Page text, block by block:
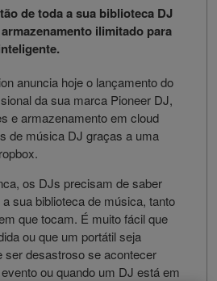
de toda a sua biblioteca DJ
ilimitado para
anuncia hoje o lançamento do
da sua marca Pioneer DJ,
e armazenamento em cloud
de música DJ graças a uma
os DJs precisam de saber
sua biblioteca de música, tanto
que tocam. É muito fácil que
ou que um portátil seja
ser desastroso se acontecer
ou quando um DJ está em